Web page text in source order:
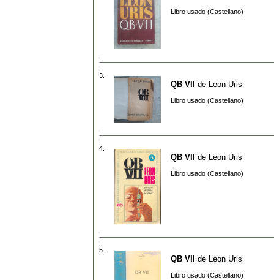
Libro usado (Castellano)
3.
QB VII de Leon Uris
Libro usado (Castellano)
4.
QB VII de Leon Uris
Libro usado (Castellano)
5.
QB VII de Leon Uris
Libro usado (Castellano)